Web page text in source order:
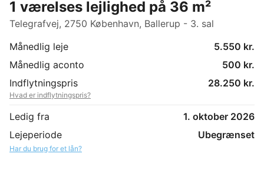
1 værelses lejlighed på 36 m²
Telegrafvej, 2750 København, Ballerup - 3. sal
Månedlig leje
5.550 kr.
Månedlig aconto
500 kr.
Indflytningspris
28.250 kr.
Hvad er indflytningspris?
Ledig fra
1. oktober 2026
Lejeperiode
Ubegrænset
Har du brug for et lån?